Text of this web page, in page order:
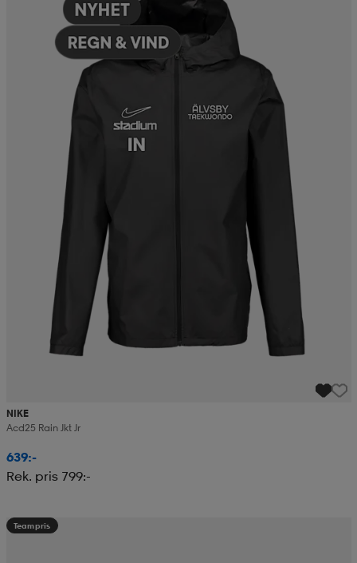
NIKE
Acd25 Rain Jkt Jr
639:-
Rek. pris 799:-
Teampris